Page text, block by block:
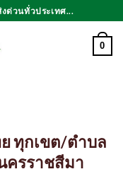
งด่วนทั่วประเทศ...
0
ทุกเขต/ตำบล
ครราชสีมา